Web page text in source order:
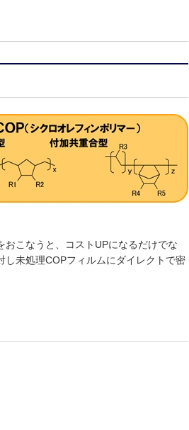
こなうと、コストUPになるだけでな
未処理COPフィルムにダイレクトで密